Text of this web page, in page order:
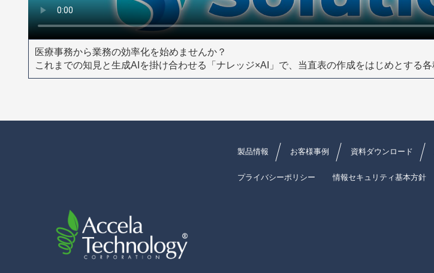
医療事務から業務の効率化を始めませんか？
これまでの知見と生成AIを掛け合わせる「ナレッジ×AI」で、当直表の作成をはじめとする
製品情報 お客様事例 資料ダウンロード
プライバシーポリシー 情報セキュリティ基本方針